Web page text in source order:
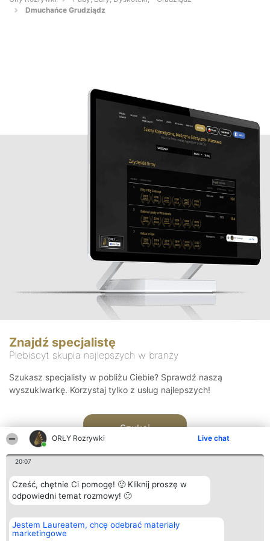
ORŁY Rozrywki Live chat
20:07
Cześć, chętnie Ci pomogę! 🙂 Kliknij proszę w
odpowiedni temat rozmowy! 🙂
Jestem Laureatem, chcę odebrać materiały
marketingowe
Dmuchańce Grudziądz
Znajdź specjalistę
Plebiscyt skupia najlepszych w branży
Szukasz specjalisty w pobliżu Ciebie? Sprawdź naszą
wyszukiwarkę. Korzystaj tylko z usług najlepszych!
Szukaj
Organizator plebiscytu
Bright Side Solutions sp. z o.
o. sp. k.
Plebiscyt
Laureaci
Kontakt
Kontakt